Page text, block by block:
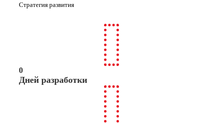
Стратегия развития
0
Дней разработки